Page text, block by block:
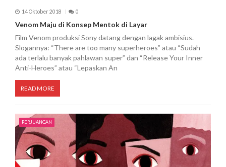
14 Oktober 2018 0
Venom Maju di Konsep Mentok di Layar
Film Venom produksi Sony datang dengan lagak ambisius.
Slogannya: “There are too many superheroes” atau “Sudah
ada terlalu banyak pahlawan super” dan “Release Your Inner
Anti-Heroes” atau “Lepaskan An
READ MORE
PERJUANGAN